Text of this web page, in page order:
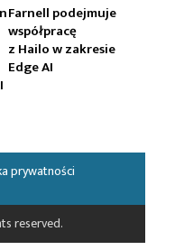
Farnell podejmuje
współpracę
z Hailo w zakresie
Edge AI
prywatności
reserved.